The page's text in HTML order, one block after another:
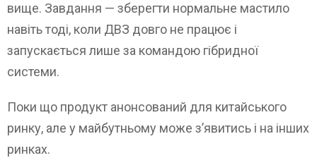
вище. Завдання — зберегти нормальне мастило
навіть тоді, коли ДВЗ довго не працює і
запускається лише за командою гібридної
системи.
Поки що продукт анонсований для китайського
ринку, але у майбутньому може з’явитись і на інших
ринках.